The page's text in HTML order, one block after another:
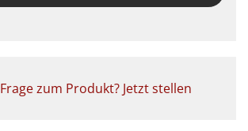
Frage zum Produkt? Jetzt stellen